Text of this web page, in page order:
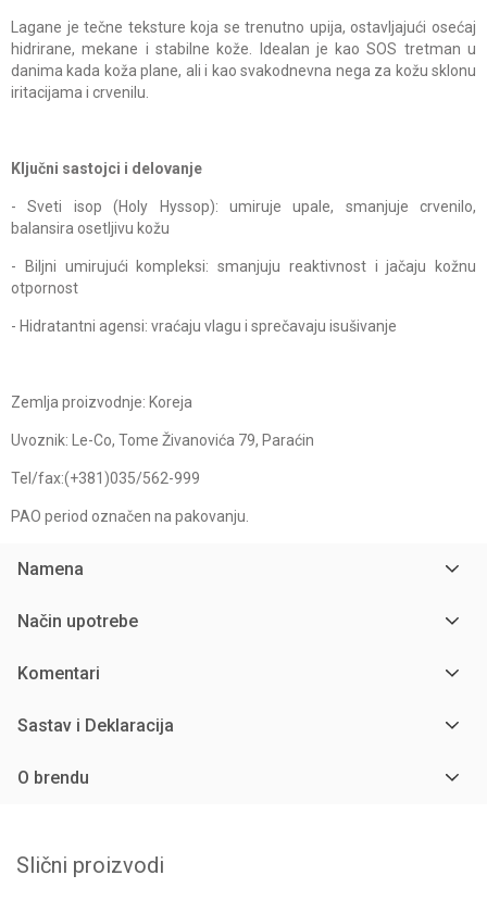
Lagane je tečne teksture koja se trenutno upija, ostavljajući osećaj
hidrirane, mekane i stabilne kože. Idealan je kao SOS tretman u
danima kada koža plane, ali i kao svakodnevna nega za kožu sklonu
iritacijama i crvenilu.
Ključni sastojci i delovanje
- Sveti isop (Holy Hyssop): umiruje upale, smanjuje crvenilo,
balansira osetljivu kožu
- Biljni umirujući kompleksi: smanjuju reaktivnost i jačaju kožnu
otpornost
- Hidratantni agensi: vraćaju vlagu i sprečavaju isušivanje
Zemlja proizvodnje: Koreja
Uvoznik: Le-Co, Tome Živanovića 79, Paraćin
Tel/fax:(+381)035/562-999
PAO period označen na pakovanju.
Namena
Način upotrebe
Komentari
Sastav i Deklaracija
O brendu
Slični proizvodi